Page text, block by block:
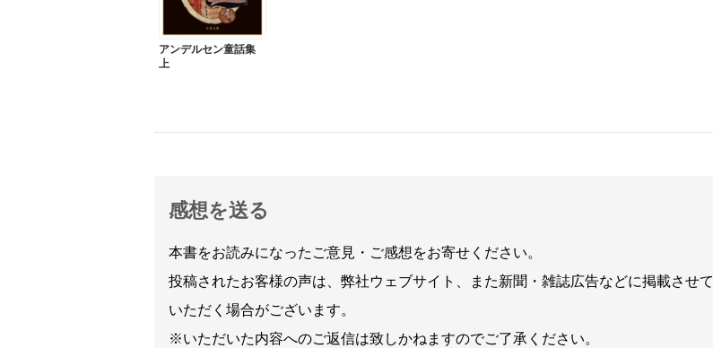
アンデルセン童話集
上
感想を送る
本書をお読みになったご意見・ご感想をお寄せください。
投稿されたお客様の声は、弊社ウェブサイト、また新聞・雑誌広告などに掲載させて
いただく場合がございます。
※いただいた内容へのご返信は致しかねますのでご了承ください。